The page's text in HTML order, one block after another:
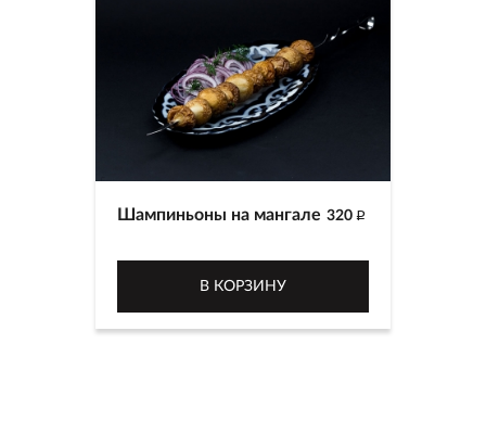
320 p
Шампиньоны на мангале
В КОРЗИНУ